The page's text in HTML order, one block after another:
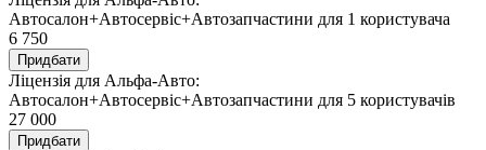
Автосалон+Автосервіс+Автозапчастини для 1 користувача
6 750
Придбати
Ліцензія для Альфа-Авто:
Автосалон+Автосервіс+Автозапчастини для 5 користувачів
27 000
Придбати